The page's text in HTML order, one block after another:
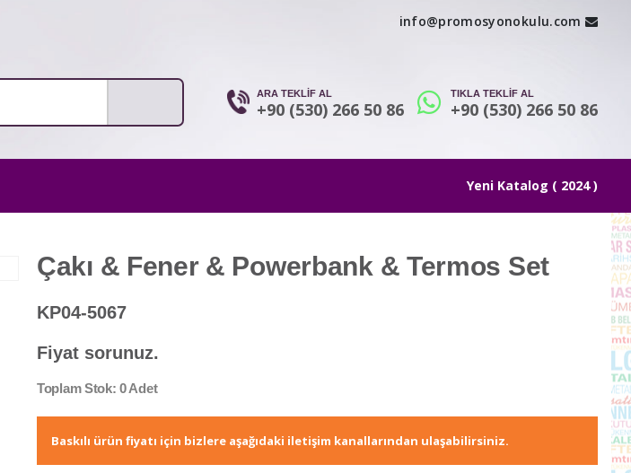
info@promosyonokulu.com
ARA TEKLİF AL
+90 (530) 266 50 86
TIKLA TEKLİF AL
+90 (530) 266 50 86
Yeni Katalog ( 2024 )
Çakı & Fener & Powerbank & Termos Set
KP04-5067
Fiyat sorunuz.
Toplam Stok: 0 Adet
Baskılı ürün fiyatı için bizlere aşağıdaki iletişim kanallarından ulaşabilirsiniz.